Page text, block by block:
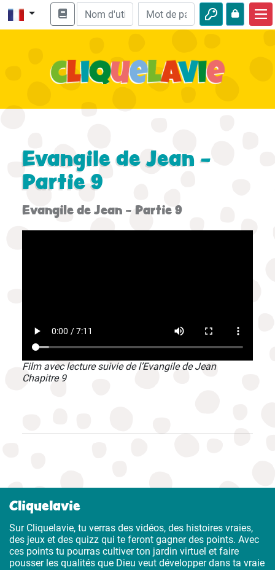
Enseignement biblique
Aventures
Evangile de Jean -
Partie 9
Evangile de Jean - Partie 9
Film avec lecture suivie de l’Evangile de Jean
Chapitre 9
Cliquelavie
Sur Cliquelavie, tu verras des vidéos, des histoires vraies,
des jeux et des quizz qui te feront gagner des points. Avec
ces points tu pourras cultiver ton jardin virtuel et faire
pousser les qualités que Dieu veut développer dans ta vraie